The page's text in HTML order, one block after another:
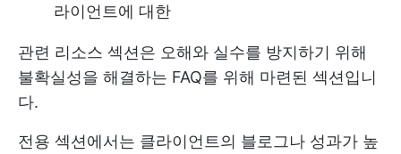
라이언트에 대한
관련 리소스 섹션은 오해와 실수를 방지하기 위해
불확실성을 해결하는 FAQ를 위해 마련된 섹션입니
다.
전용 섹션에서는 클라이언트의 블로그나 성과가 높